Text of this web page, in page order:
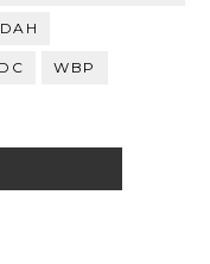
WBP